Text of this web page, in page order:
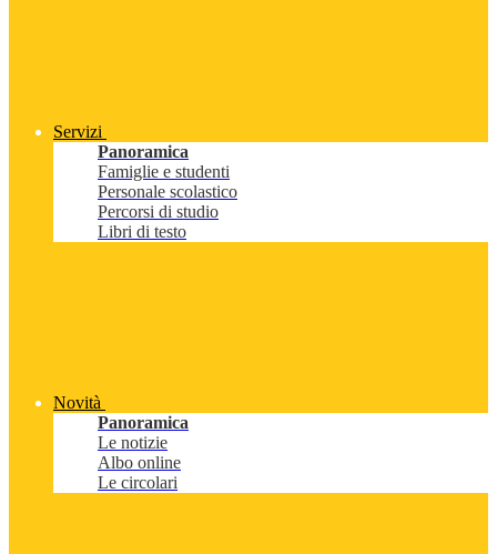
Servizi
Panoramica
Famiglie e studenti
Personale scolastico
Percorsi di studio
Libri di testo
Novità
Panoramica
Le notizie
Albo online
Le circolari